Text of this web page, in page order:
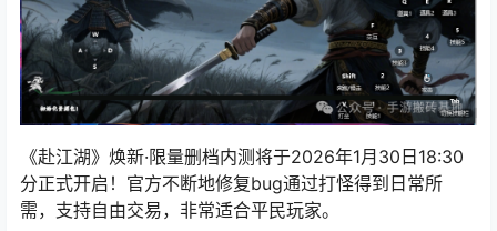
《赴江湖》焕新·限量删档内测将于2026年1月30日18:30
分正式开启！官方不断地修复bug通过打怪得到日常所
需，支持自由交易，非常适合平民玩家。